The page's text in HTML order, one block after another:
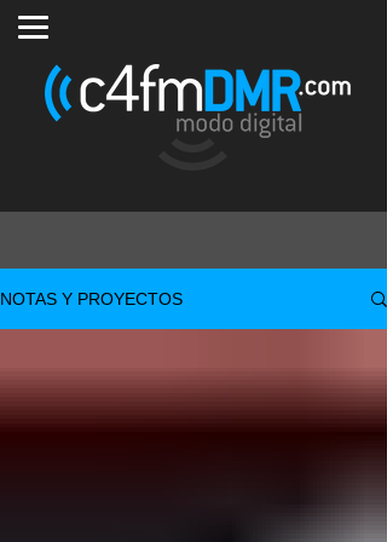
NOTAS Y PROYECTOS